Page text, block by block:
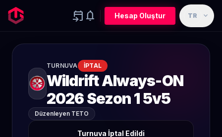
event_upcoming notifications Hesap Oluştur TR expand_more
TURNUVA İPTAL
Wildrift Always-ON
2026 Sezon 1 5v5
Düzenleyen TETO
Turnuva İptal Edildi